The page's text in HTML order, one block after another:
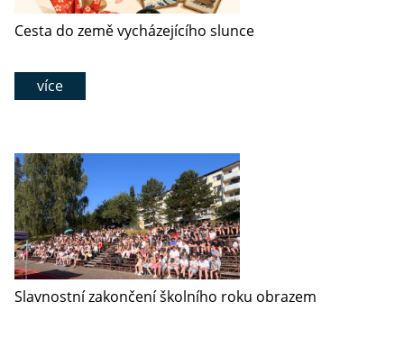
Cesta do země vycházejícího slunce
více
Slavnostní zakončení školního roku obrazem